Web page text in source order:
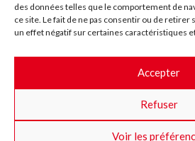
des données telles que le comportement de
ce site. Le fait de ne pas consentir ou de
un effet négatif sur certaines caractéristiques
Accepter
Refuser
Voir les
Accessibilité
Crédits
Les marchés
Suggestions &
Facebook
Insta